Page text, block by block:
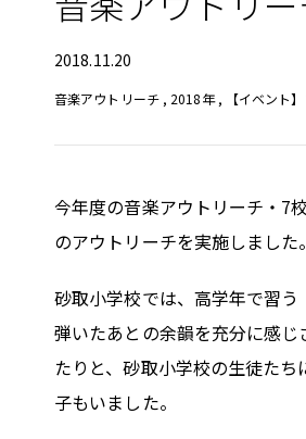
2018.11.20
音楽アウトリーチ, 2018年, 【イベント
今年度の音楽アウトリーチ・7
のアウトリーチを実施しました。
砂取小学校では、高学年で習
弾いたあとの余韻を充分に感
たりと、砂取小学校の生徒た
子もいました。